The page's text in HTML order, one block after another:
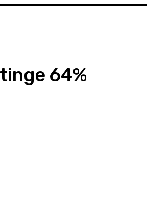
64%